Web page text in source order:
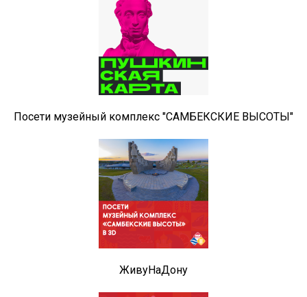
Посети музейный комплекс "САМБЕКСКИЕ ВЫСОТЫ"
ЖивуНаДону